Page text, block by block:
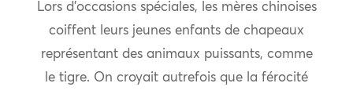
Lors d’occasions spéciales, les mères chinoises
coiffent leurs jeunes enfants de chapeaux
représentant des animaux puissants, comme
le tigre. On croyait autrefois que la férocité